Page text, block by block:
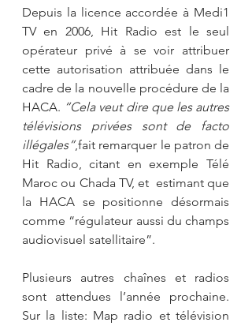
Depuis la licence accordée à Medi1
TV en 2006, Hit Radio est le seul
opérateur privé à se voir attribuer
cette autorisation attribuée dans le
cadre de la nouvelle procédure de la
HACA. “Cela veut dire que les autres
télévisions privées sont de facto
illégales”,fait remarquer le patron de
Hit Radio, citant en exemple Télé
Maroc ou Chada TV, et  estimant que
la HACA se positionne désormais
comme “régulateur aussi du champs
audiovisuel satellitaire”.
Plusieurs autres chaînes et radios
sont attendues l’année prochaine.
Sur la liste: Map radio et télévision